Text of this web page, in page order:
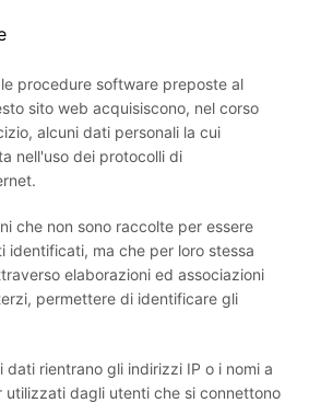
procedure software preposte al
sito web acquisiscono, nel corso
alcuni dati personali la cui
nell'uso dei protocolli di
che non sono raccolte per essere
identificati, ma che per loro stessa
elaborazioni ed associazioni
permettere di identificare gli
rientrano gli indirizzi IP o i nomi a
utilizzati dagli utenti che si connettono